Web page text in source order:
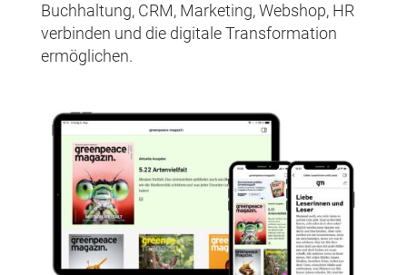
Buchhaltung, CRM, Marketing, Webshop, HR
verbinden und die digitale Transformation
ermöglichen.